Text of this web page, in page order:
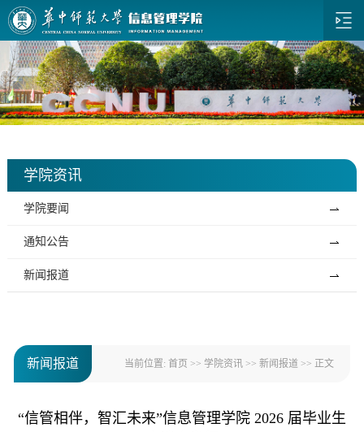
学院资讯
学院要闻
通知公告
新闻报道
新闻报道 当前位置:首页 >> 学院资讯 >>新闻报道 >> 正文
“信管相伴，智汇未来”信息管理学院 2026 届毕业生